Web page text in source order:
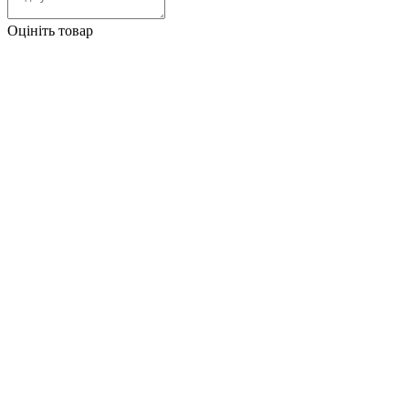
Оцініть товар